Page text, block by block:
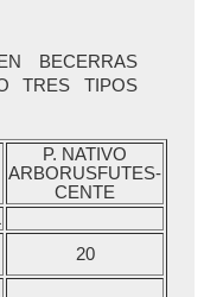
BECERRAS
TRES TIPOS
P. NATIVO
ARBORUSFUTES-
CENTE
20